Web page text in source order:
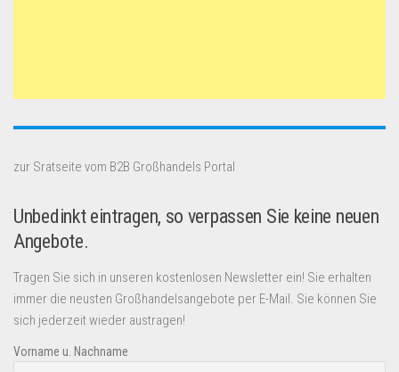
zur Sratseite vom B2B Großhandels Portal
Unbedinkt eintragen, so verpassen Sie keine neuen
Angebote.
Tragen Sie sich in unseren kostenlosen Newsletter ein! Sie erhalten
immer die neusten Großhandelsangebote per E-Mail. Sie können Sie
sich jederzeit wieder austragen!
Vorname u. Nachname